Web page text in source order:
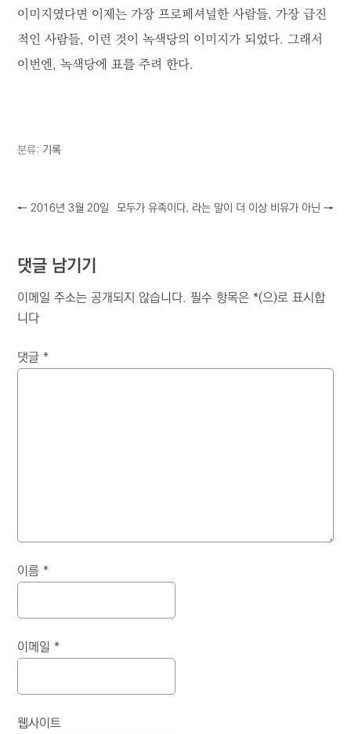
이미지였다면 이제는 가장 프로페셔널한 사람들, 가장 급진
적인 사람들, 이런 것이 녹색당의 이미지가 되었다. 그래서
이번엔, 녹색당에 표를 주려 한다.
분류: 기록
←2016년 3월 20일 모두가 유족이다, 라는 말이 더 이상 비유가 아닌 →
댓글 남기기
이메일 주소는 공개되지 않습니다. 필수 항목은*(으)로 표시합
니다
댓글*
이름*
이메일*
웹사이트